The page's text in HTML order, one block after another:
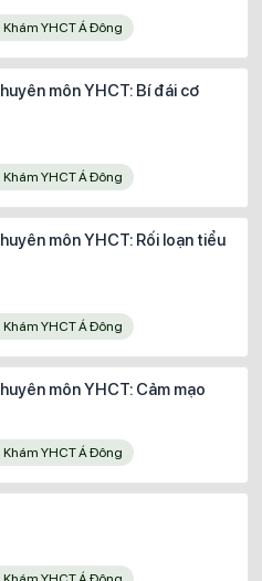
Khám YHCT Á Đông
môn YHCT: Bí đái cơ
Khám YHCT Á Đông
môn YHCT: Rối loạn tiểu
Khám YHCT Á Đông
môn YHCT: Cảm mạo
Khám YHCT Á Đông